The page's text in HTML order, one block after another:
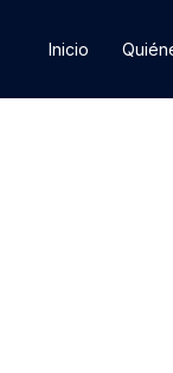
Inicio